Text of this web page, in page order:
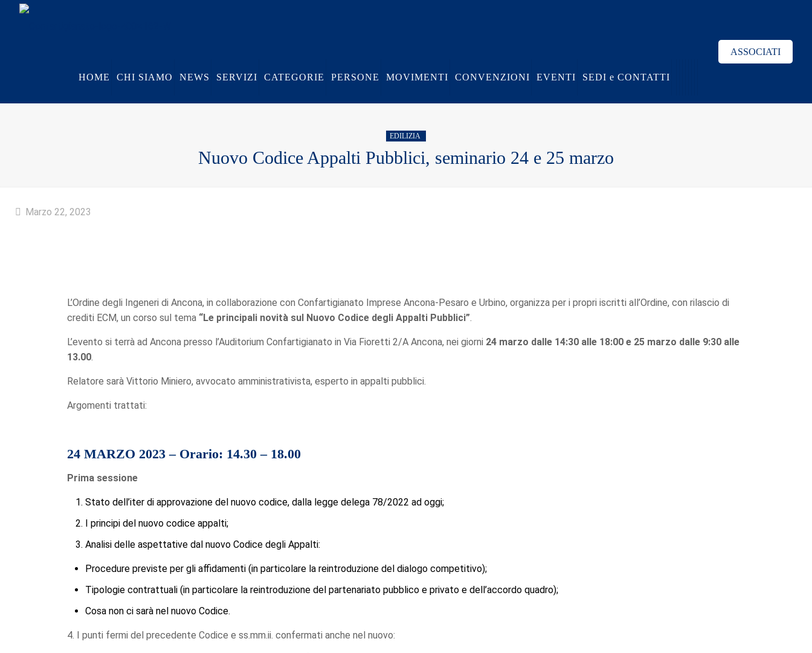
HOME CHI SIAMO NEWS SERVIZI CATEGORIE PERSONE MOVIMENTI CONVENZIONI EVENTI SEDI e CONTATTI
ASSOCIATI
EDILIZIA
Nuovo Codice Appalti Pubblici, seminario 24 e 25 marzo
Marzo 22, 2023
L’Ordine degli Ingeneri di Ancona, in collaborazione con Confartigianato Imprese Ancona-Pesaro e Urbino, organizza per i propri iscritti all’Ordine, con rilascio di
crediti ECM, un corso sul tema “Le principali novità sul Nuovo Codice degli Appalti Pubblici”.
L’evento si terrà ad Ancona presso l’Auditorium Confartigianato in Via Fioretti 2/A Ancona, nei giorni 24 marzo dalle 14:30 alle 18:00 e 25 marzo dalle 9:30 alle
13.00.
Relatore sarà Vittorio Miniero, avvocato amministrativista, esperto in appalti pubblici.
Argomenti trattati:
24 MARZO 2023 – Orario: 14.30 – 18.00
Prima sessione
Stato dell’iter di approvazione del nuovo codice, dalla legge delega 78/2022 ad oggi;
I principi del nuovo codice appalti;
Analisi delle aspettative dal nuovo Codice degli Appalti:
Procedure previste per gli affidamenti (in particolare la reintroduzione del dialogo competitivo);
Tipologie contrattuali (in particolare la reintroduzione del partenariato pubblico e privato e dell’accordo quadro);
Cosa non ci sarà nel nuovo Codice.
4. I punti fermi del precedente Codice e ss.mm.ii. confermati anche nel nuovo: